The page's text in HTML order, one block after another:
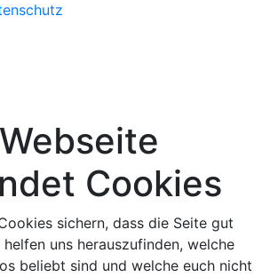
Cookies
sichern, dass die Seite gut
uns herauszufinden, welche
beliebt sind und welche euch nicht